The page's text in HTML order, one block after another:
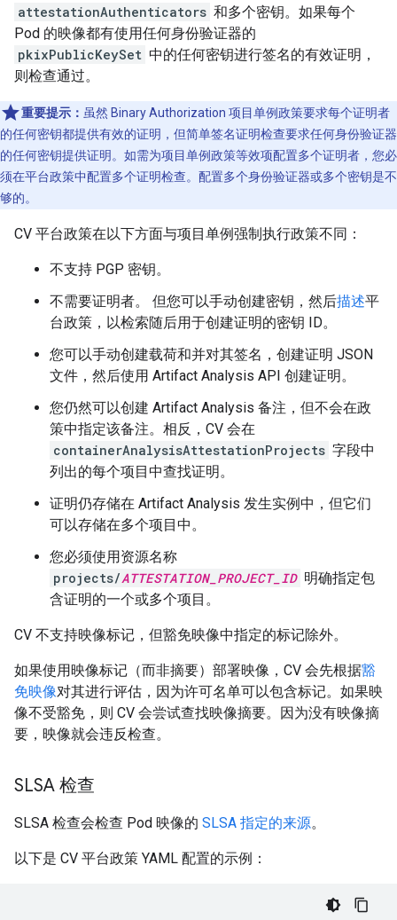
attestationAuthenticators 和多个密钥。如果每个
Pod 的映像都有使用任何身份验证器的
pkixPublicKeySet 中的任何密钥进行签名的有效证明，
则检查通过。
重要提示： 虽然 Binary Authorization 项目单例政策要求每个证明者
的任何密钥都提供有效的证明，但简单签名证明检查要求任何身份验证器
的任何密钥提供证明。如需为项目单例政策等效项配置多个证明者，您必
须在平台政策中配置多个证明检查。配置多个身份验证器或多个密钥是不
够的。
CV 平台政策在以下方面与项目单例强制执行政策不同：
不支持 PGP 密钥。
不需要证明者。 但您可以手动创建密钥，然后描述平
台政策，以检索随后用于创建证明的密钥 ID。
您可以手动创建载荷和并对其签名，创建证明 JSON
文件，然后使用 Artifact Analysis API 创建证明。
您仍然可以创建 Artifact Analysis 备注，但不会在政
策中指定该备注。相反，CV 会在
containerAnalysisAttestationProjects 字段中
列出的每个项目中查找证明。
证明仍存储在 Artifact Analysis 发生实例中，但它们
可以存储在多个项目中。
您必须使用资源名称
projects/ATTESTATION_PROJECT_ID 明确指定包
含证明的一个或多个项目。
CV 不支持映像标记，但豁免映像中指定的标记除外。
如果使用映像标记（而非摘要）部署映像，CV 会先根据豁
免映像对其进行评估，因为许可名单可以包含标记。如果映
像不受豁免，则 CV 会尝试查找映像摘要。因为没有映像摘
要，映像就会违反检查。
SLSA 检查
SLSA 检查会检查 Pod 映像的 SLSA 指定的来源。
以下是 CV 平台政策 YAML 配置的示例：